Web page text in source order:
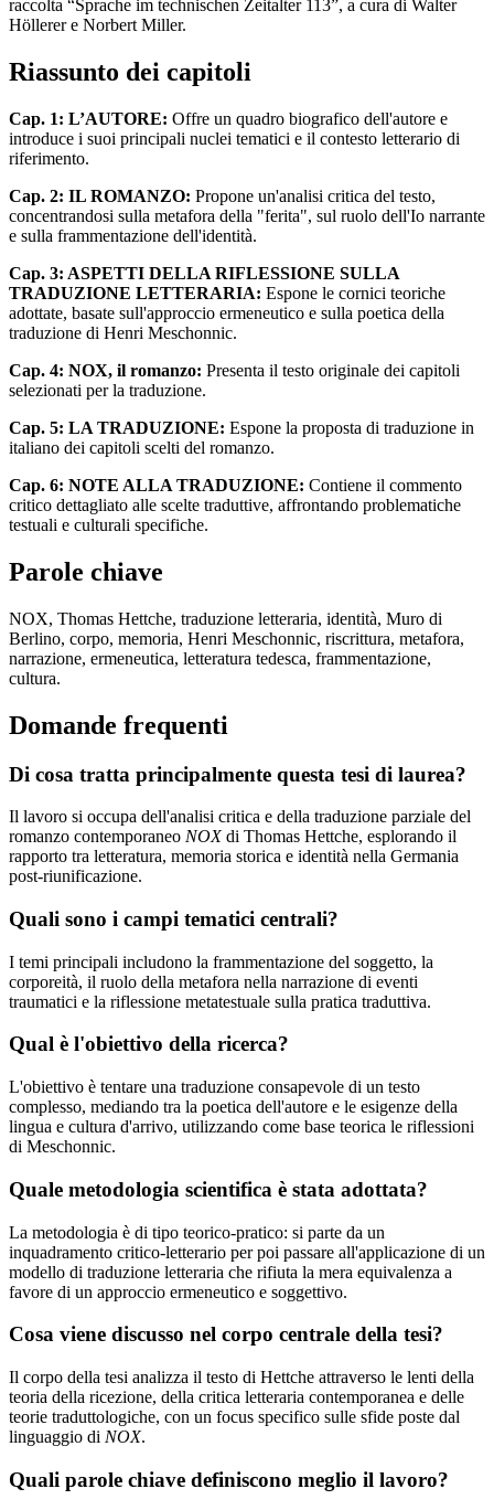
raccolta “Sprache im technischen Zeitalter 113”, a cura di Walter
Höllerer e Norbert Miller.
Riassunto dei capitoli
Cap. 1: L’AUTORE: Offre un quadro biografico dell'autore e
introduce i suoi principali nuclei tematici e il contesto letterario di
riferimento.
Cap. 2: IL ROMANZO: Propone un'analisi critica del testo,
concentrandosi sulla metafora della "ferita", sul ruolo dell'Io narrante
e sulla frammentazione dell'identità.
Cap. 3: ASPETTI DELLA RIFLESSIONE SULLA
TRADUZIONE LETTERARIA: Espone le cornici teoriche
adottate, basate sull'approccio ermeneutico e sulla poetica della
traduzione di Henri Meschonnic.
Cap. 4: NOX, il romanzo: Presenta il testo originale dei capitoli
selezionati per la traduzione.
Cap. 5: LA TRADUZIONE: Espone la proposta di traduzione in
italiano dei capitoli scelti del romanzo.
Cap. 6: NOTE ALLA TRADUZIONE: Contiene il commento
critico dettagliato alle scelte traduttive, affrontando problematiche
testuali e culturali specifiche.
Parole chiave
NOX, Thomas Hettche, traduzione letteraria, identità, Muro di
Berlino, corpo, memoria, Henri Meschonnic, riscrittura, metafora,
narrazione, ermeneutica, letteratura tedesca, frammentazione,
cultura.
Domande frequenti
Di cosa tratta principalmente questa tesi di laurea?
Il lavoro si occupa dell'analisi critica e della traduzione parziale del
romanzo contemporaneo NOXdi Thomas Hettche, esplorando il
rapporto tra letteratura, memoria storica e identità nella Germania
post-riunificazione.
Quali sono i campi tematici centrali?
I temi principali includono la frammentazione del soggetto, la
corporeità, il ruolo della metafora nella narrazione di eventi
traumatici e la riflessione metatestuale sulla pratica traduttiva.
Qual è l'obiettivo della ricerca?
L'obiettivo è tentare una traduzione consapevole di un testo
complesso, mediando tra la poetica dell'autore e le esigenze della
lingua e cultura d'arrivo, utilizzando come base teorica le riflessioni
di Meschonnic.
Quale metodologia scientifica è stata adottata?
La metodologia è di tipo teorico-pratico: si parte da un
inquadramento critico-letterario per poi passare all'applicazione di un
modello di traduzione letteraria che rifiuta la mera equivalenza a
favore di un approccio ermeneutico e soggettivo.
Cosa viene discusso nel corpo centrale della tesi?
Il corpo della tesi analizza il testo di Hettche attraverso le lenti della
teoria della ricezione, della critica letteraria contemporanea e delle
teorie traduttologiche, con un focus specifico sulle sfide poste dal
linguaggio di NOX.
Quali parole chiave definiscono meglio il lavoro?